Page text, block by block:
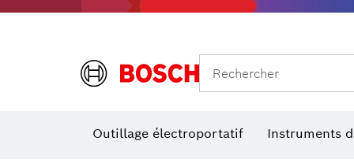
Rechercher
Outillage électroportatif Instruments